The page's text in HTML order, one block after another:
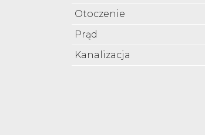
Otoczenie
Prąd
Kanalizacja